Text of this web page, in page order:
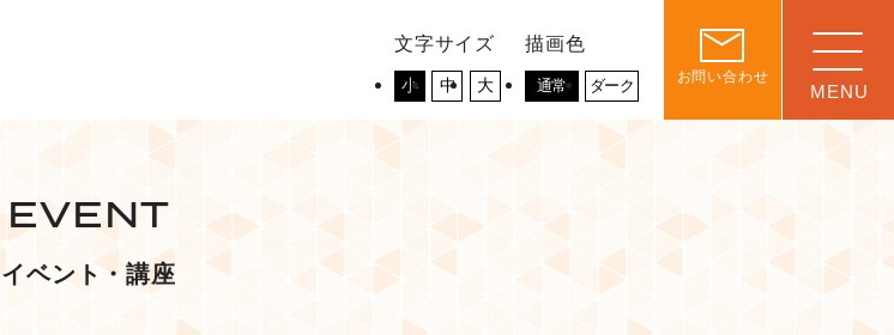
文字サイズ
小 中 大
描画色
通常 ダーク お問い合わせ
EVENT
イベント・講座